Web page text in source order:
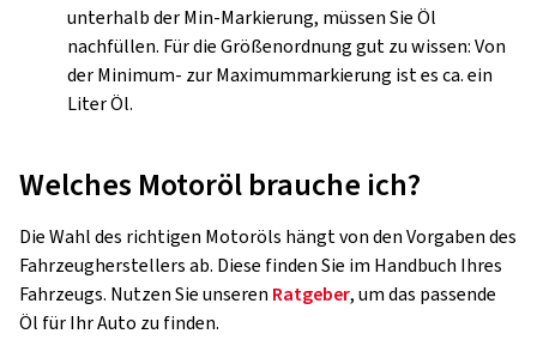
unterhalb der Min-Markierung, müssen Sie Öl
nachfüllen. Für die Größenordnung gut zu wissen: Von
der Minimum- zur Maximummarkierung ist es ca. ein
Liter Öl.
Welches Motoröl brauche ich?
Die Wahl des richtigen Motoröls hängt von den Vorgaben des
Fahrzeugherstellers ab. Diese finden Sie im Handbuch Ihres
Fahrzeugs. Nutzen Sie unseren Ratgeber, um das passende
Öl für Ihr Auto zu finden.